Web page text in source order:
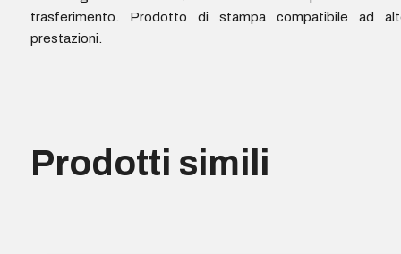
trasferimento. Prodotto di stampa compatibile ad
prestazioni.
Prodotti simili